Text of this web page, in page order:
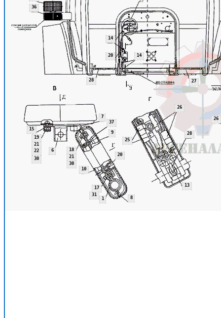
1
6
7
8
9
10
13
14
14
15
17
18
19
20
20
21
21
22
25
26
26
27
28
28
30
30
31
36
37